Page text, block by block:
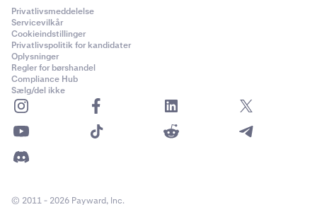
Privatlivsmeddelelse
Servicevilkår
Cookieindstillinger
Privatlivspolitik for kandidater
Oplysninger
Regler for børshandel
Compliance Hub
Sælg/del ikke
© 2011 - 2026 Payward, Inc.